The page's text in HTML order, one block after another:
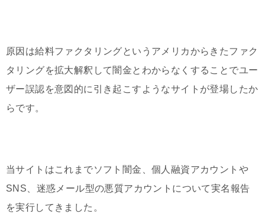
原因は給料ファクタリングというアメリカからきたファク
タリングを拡大解釈して闇金とわからなくすることでユー
ザー誤認を意図的に引き起こすようなサイトが登場したか
らです。
当サイトはこれまでソフト闇金、個人融資アカウントや
SNS、迷惑メール型の悪質アカウントについて実名報告
を実行してきました。